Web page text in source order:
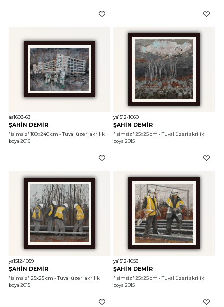
aa1603-63
ŞAHİN DEMİR
"İsimsiz" 180x240 cm - Tuval üzeri akrilik
boya 2016
ya1512-1060
ŞAHİN DEMİR
"isimsiz" 25x25 cm - Tuval üzeri akrilik
boya 2015
ya1512-1059
ŞAHİN DEMİR
"isimsiz" 25x25 cm - Tuval üzeri akrilik
boya 2015
ya1512-1058
ŞAHİN DEMİR
"isimsiz" 25x25 cm - Tuval üzeri akrilik
boya 2015